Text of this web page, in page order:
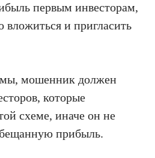
первым инвесторам,
вложиться и пригласить
мошенник должен
которые
схеме, иначе он не
прибыль.